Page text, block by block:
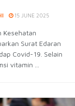
15 JUNE 2025
Kesehatan
Surat Edaran
Covid-19. Selain
vitamin ...